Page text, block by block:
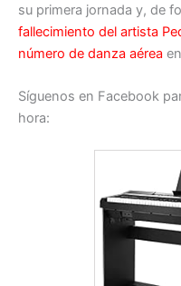
su primera jornada y, de
fallecimiento del artista
número de danza aérea
Síguenos en Facebook
hora: